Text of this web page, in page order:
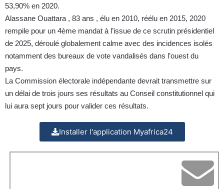
53,90% en 2020.
Alassane Ouattara , 83 ans , élu en 2010, réélu en 2015, 2020
rempile pour un 4ème mandat à l’issue de ce scrutin présidentiel
de 2025, déroulé globalement calme avec des incidences isolés
notamment des bureaux de vote vandalisés dans l’ouest du
pays.
La Commission électorale indépendante devrait transmettre sur
un délai de trois jours ses résultats au Conseil constitutionnel qui
lui aura sept jours pour valider ces résultats.
Installer l'application Myafrica24